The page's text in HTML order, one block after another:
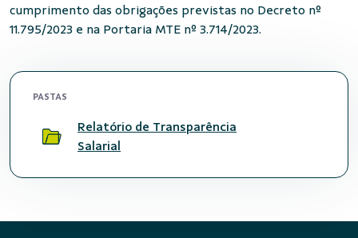
cumprimento das obrigações previstas no Decreto nº
11.795/2023 e na Portaria MTE nº 3.714/2023.
PASTAS
Relatório de Transparência
Salarial